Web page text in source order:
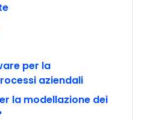
per la
aziendali
la modellazione dei